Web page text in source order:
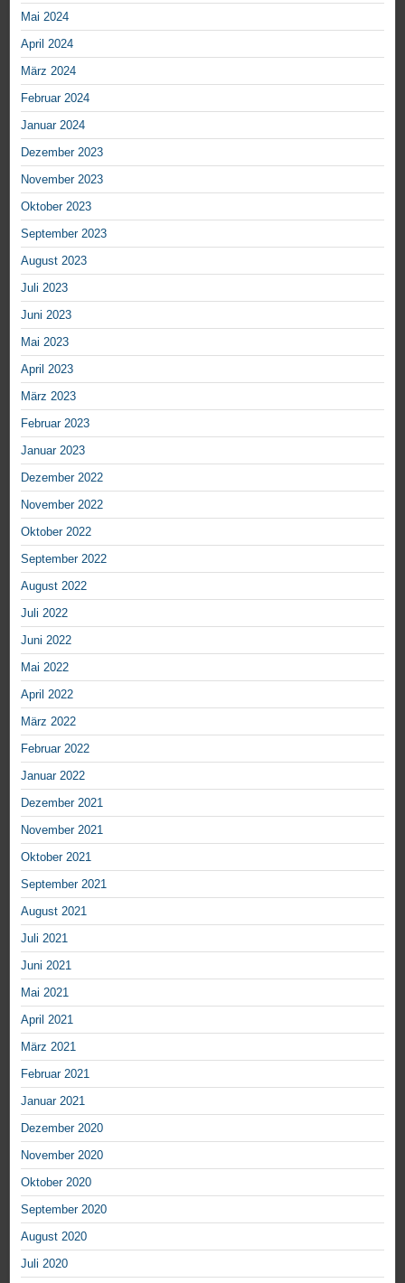
Mai 2024
April 2024
März 2024
Februar 2024
Januar 2024
Dezember 2023
November 2023
Oktober 2023
September 2023
August 2023
Juli 2023
Juni 2023
Mai 2023
April 2023
März 2023
Februar 2023
Januar 2023
Dezember 2022
November 2022
Oktober 2022
September 2022
August 2022
Juli 2022
Juni 2022
Mai 2022
April 2022
März 2022
Februar 2022
Januar 2022
Dezember 2021
November 2021
Oktober 2021
September 2021
August 2021
Juli 2021
Juni 2021
Mai 2021
April 2021
März 2021
Februar 2021
Januar 2021
Dezember 2020
November 2020
Oktober 2020
September 2020
August 2020
Juli 2020